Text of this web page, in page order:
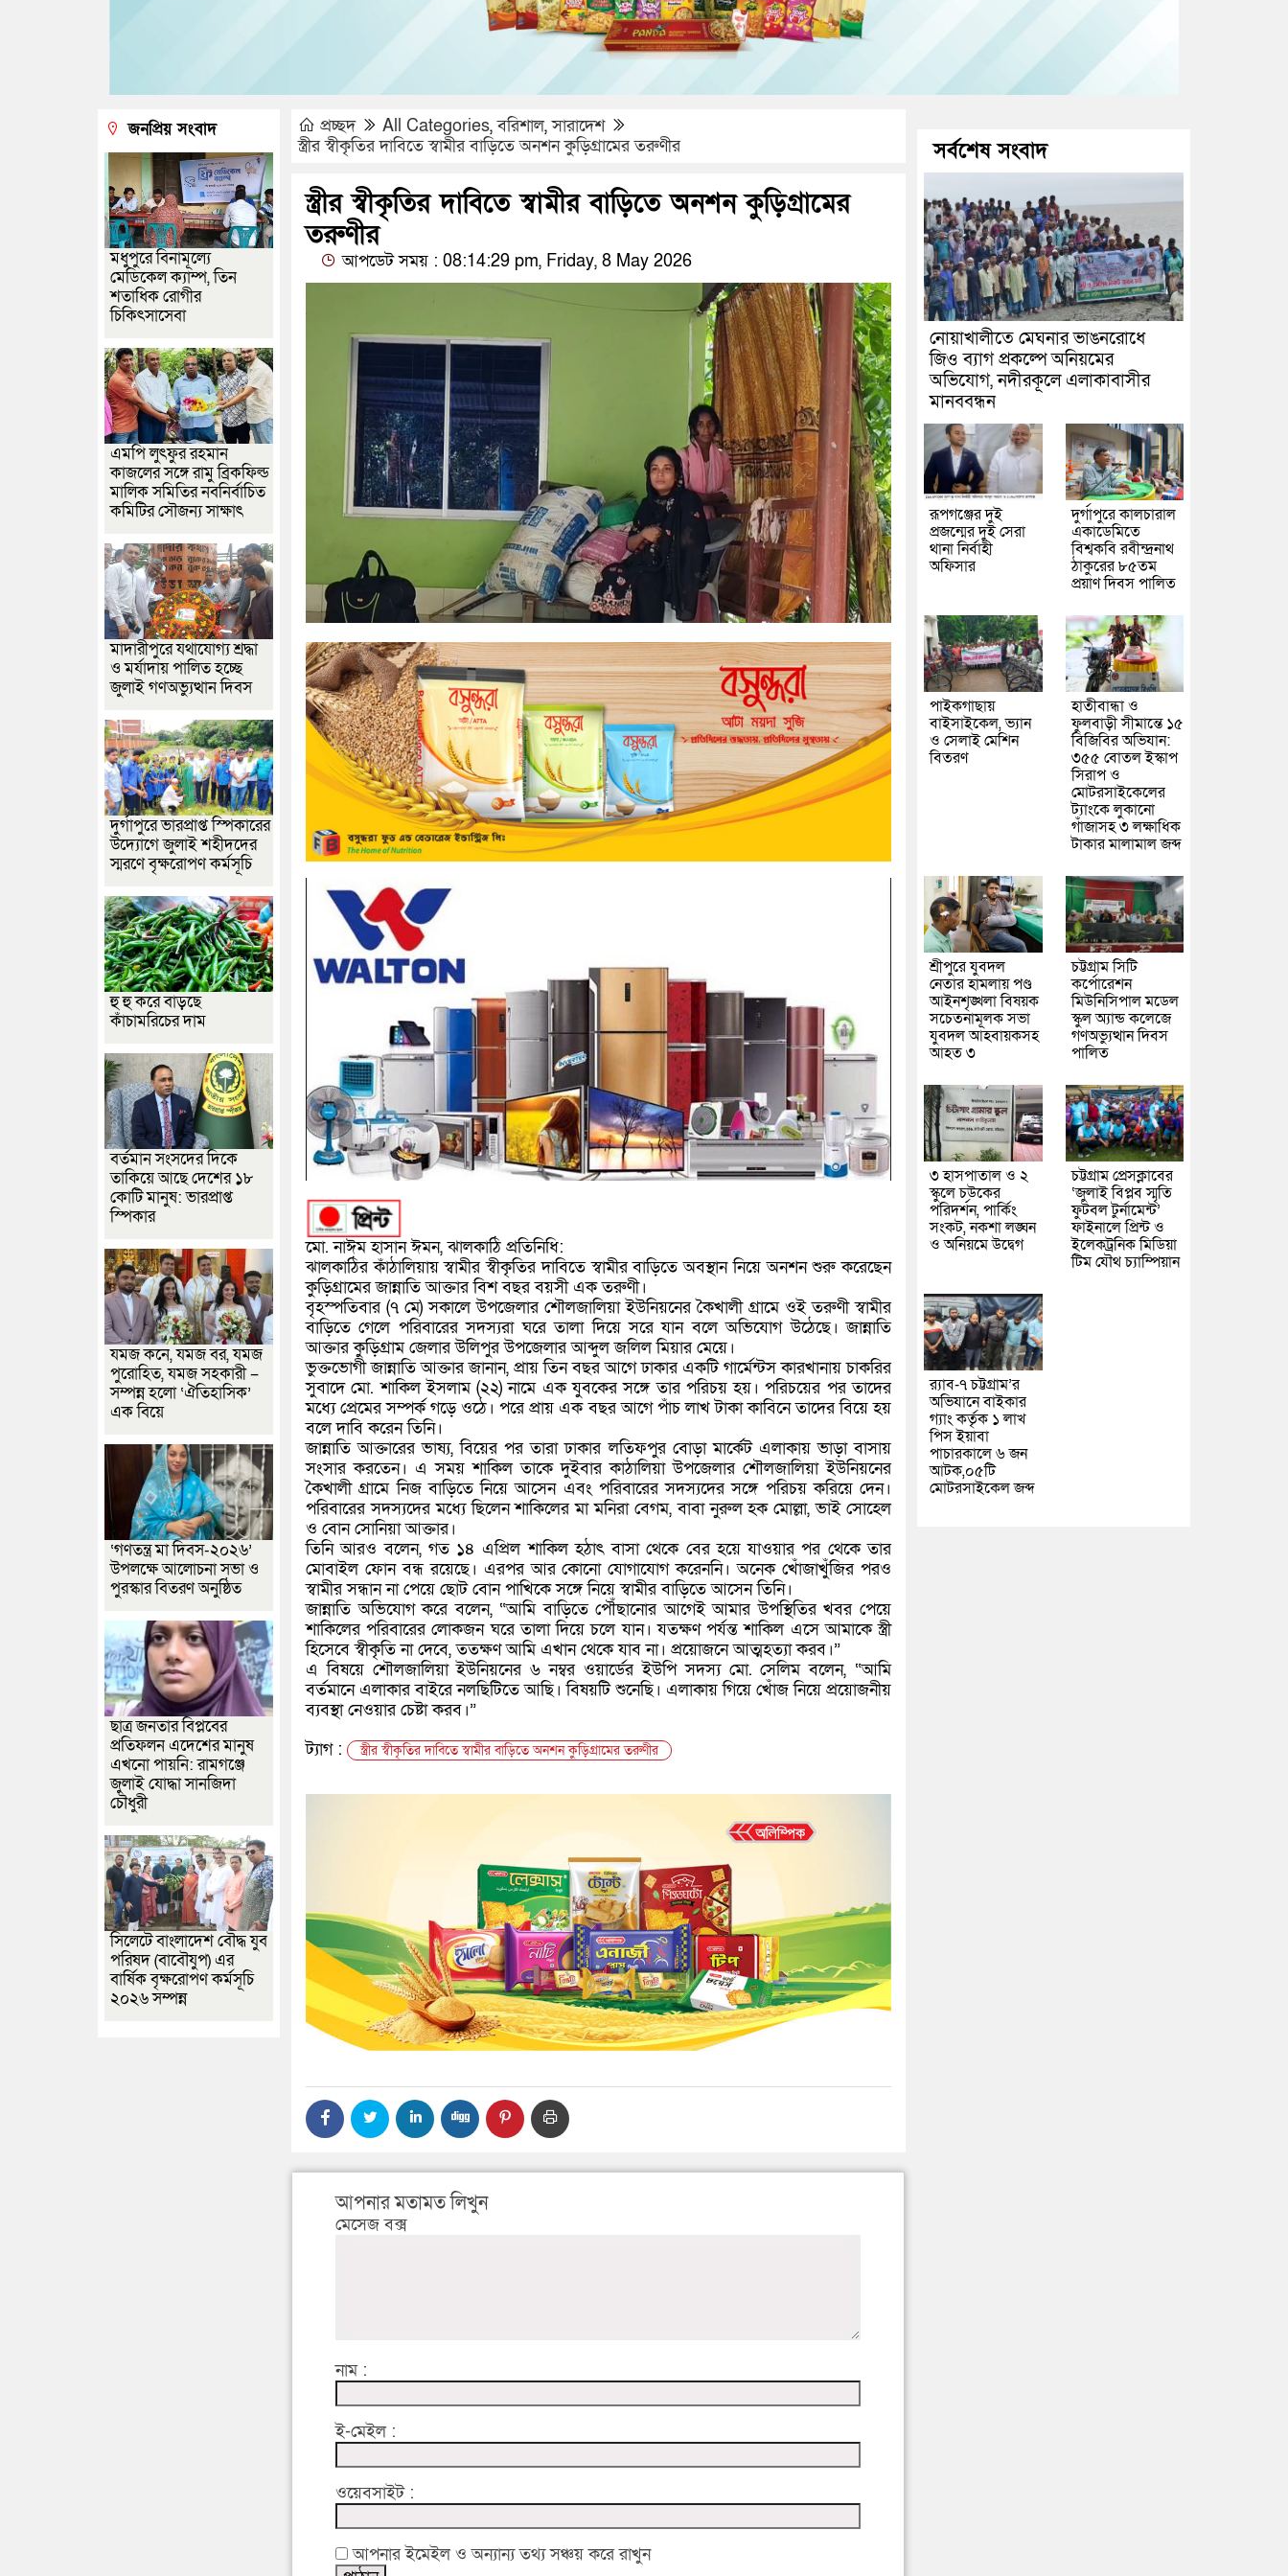
প্রচ্ছদ All Categories,বরিশাল,সারাদেশ
স্ত্রীর স্বীকৃতির দাবিতে স্বামীর বাড়িতে অনশন কুড়িগ্রামের তরুণীর
স্ত্রীর স্বীকৃতির দাবিতে স্বামীর বাড়িতে অনশন কুড়িগ্রামের
তরুণীর
আপডেট সময় : 08:14:29 pm, Friday, 8 May 2026
‎মো. নাঈম হাসান ঈমন, ঝালকাঠি প্রতিনিধি:
ঝালকাঠির কাঁঠালিয়ায় স্বামীর স্বীকৃতির দাবিতে স্বামীর বাড়িতে অবস্থান নিয়ে অনশন শুরু করেছেন
কুড়িগ্রামের জান্নাতি আক্তার বিশ বছর বয়সী এক তরুণী।
বৃহস্পতিবার (৭ মে) সকালে উপজেলার শৌলজালিয়া ইউনিয়নের কৈখালী গ্রামে ওই তরুণী স্বামীর
বাড়িতে গেলে পরিবারের সদস্যরা ঘরে তালা দিয়ে সরে যান বলে অভিযোগ উঠেছে। জান্নাতি
আক্তার কুড়িগ্রাম জেলার উলিপুর উপজেলার আব্দুল জলিল মিয়ার মেয়ে।
ভুক্তভোগী জান্নাতি আক্তার জানান, প্রায় তিন বছর আগে ঢাকার একটি গার্মেন্টস কারখানায় চাকরির
সুবাদে মো. শাকিল ইসলাম (২২) নামে এক যুবকের সঙ্গে তার পরিচয় হয়। পরিচয়ের পর তাদের
মধ্যে প্রেমের সম্পর্ক গড়ে ওঠে। পরে প্রায় এক বছর আগে পাঁচ লাখ টাকা কাবিনে তাদের বিয়ে হয়
বলে দাবি করেন তিনি।
জান্নাতি আক্তারের ভাষ্য, বিয়ের পর তারা ঢাকার লতিফপুর বোড়া মার্কেট এলাকায় ভাড়া বাসায়
সংসার করতেন। এ সময় শাকিল তাকে দুইবার কাঠালিয়া উপজেলার শৌলজালিয়া ইউনিয়নের
কৈখালী গ্রামে নিজ বাড়িতে নিয়ে আসেন এবং পরিবারের সদস্যদের সঙ্গে পরিচয় করিয়ে দেন।
পরিবারের সদস্যদের মধ্যে ছিলেন শাকিলের মা মনিরা বেগম, বাবা নুরুল হক মোল্লা, ভাই সোহেল
ও বোন সোনিয়া আক্তার।
তিনি আরও বলেন, গত ১৪ এপ্রিল শাকিল হঠাৎ বাসা থেকে বের হয়ে যাওয়ার পর থেকে তার
মোবাইল ফোন বন্ধ রয়েছে। এরপর আর কোনো যোগাযোগ করেননি। অনেক খোঁজাখুঁজির পরও
স্বামীর সন্ধান না পেয়ে ছোট বোন পাখিকে সঙ্গে নিয়ে স্বামীর বাড়িতে আসেন তিনি।
জান্নাতি অভিযোগ করে বলেন, “আমি বাড়িতে পৌঁছানোর আগেই আমার উপস্থিতির খবর পেয়ে
শাকিলের পরিবারের লোকজন ঘরে তালা দিয়ে চলে যান। যতক্ষণ পর্যন্ত শাকিল এসে আমাকে স্ত্রী
হিসেবে স্বীকৃতি না দেবে, ততক্ষণ আমি এখান থেকে যাব না। প্রয়োজনে আত্মহত্যা করব।”
এ বিষয়ে শৌলজালিয়া ইউনিয়নের ৬ নম্বর ওয়ার্ডের ইউপি সদস্য মো. সেলিম বলেন, “আমি
বর্তমানে এলাকার বাইরে নলছিটিতে আছি। বিষয়টি শুনেছি। এলাকায় গিয়ে খোঁজ নিয়ে প্রয়োজনীয়
ব্যবস্থা নেওয়ার চেষ্টা করব।”
ট্যাগ :
স্ত্রীর স্বীকৃতির দাবিতে স্বামীর বাড়িতে অনশন কুড়িগ্রামের তরুণীর
আপনার মতামত লিখুন
মেসেজ বক্স
নাম :
ই-মেইল :
ওয়েবসাইট :
আপনার ইমেইল ও অন্যান্য তথ্য সঞ্চয় করে রাখুন
জনপ্রিয় সংবাদ
মধুপুরে বিনামূল্যে
মেডিকেল ক্যাম্প, তিন
শতাধিক রোগীর
চিকিৎসাসেবা
এমপি লুৎফুর রহমান
কাজলের সঙ্গে রামু ব্রিকফিল্ড
মালিক সমিতির নবনির্বাচিত
কমিটির সৌজন্য সাক্ষাৎ
মাদারীপুরে যথাযোগ্য শ্রদ্ধা
ও মর্যাদায় পালিত হচ্ছে
জুলাই গণঅভ্যুত্থান দিবস
দুর্গাপুরে ভারপ্রাপ্ত স্পিকারের
উদ্যোগে জুলাই শহীদদের
স্মরণে বৃক্ষরোপণ কর্মসূচি
হু হু করে বাড়ছে
কাঁচামরিচের দাম
বর্তমান সংসদের দিকে
তাকিয়ে আছে দেশের ১৮
কোটি মানুষ: ভারপ্রাপ্ত
স্পিকার
যমজ কনে, যমজ বর, যমজ
পুরোহিত, যমজ সহকারী –
সম্পন্ন হলো ‘ঐতিহাসিক’
এক বিয়ে
‘গণতন্ত্র মা দিবস-২০২৬’
উপলক্ষে আলোচনা সভা ও
পুরস্কার বিতরণ অনুষ্ঠিত
ছাত্র জনতার বিপ্লবের
প্রতিফলন এদেশের মানুষ
এখনো পায়নি: রামগঞ্জে
জুলাই যোদ্ধা সানজিদা
চৌধুরী
সিলেটে বাংলাদেশ বৌদ্ধ যুব
পরিষদ (বাবৌযুপ) এর
বার্ষিক বৃক্ষরোপণ কর্মসূচি
২০২৬ সম্পন্ন
সর্বশেষ সংবাদ
নোয়াখালীতে মেঘনার ভাঙনরোধে
জিও ব্যাগ প্রকল্পে অনিয়মের
অভিযোগ, নদীরকূলে এলাকাবাসীর
মানববন্ধন
রূপগঞ্জের দুই
প্রজন্মের দুই সেরা
থানা নির্বাহী
অফিসার
দুর্গাপুরে কালচারাল
একাডেমিতে
বিশ্বকবি রবীন্দ্রনাথ
ঠাকুরের ৮৫তম
প্রয়াণ দিবস পালিত
পাইকগাছায়
বাইসাইকেল, ভ্যান
ও সেলাই মেশিন
বিতরণ
হাতীবান্ধা ও
ফুলবাড়ী সীমান্তে ১৫
বিজিবির অভিযান:
৩৫৫ বোতল ইস্কাপ
সিরাপ ও
মোটরসাইকেলের
ট্যাংকে লুকানো
গাঁজাসহ ৩ লক্ষাধিক
টাকার মালামাল জব্দ
শ্রীপুরে যুবদল
নেতার হামলায় পণ্ড
আইনশৃঙ্খলা বিষয়ক
সচেতনামূলক সভা
যুবদল আহবায়কসহ
আহত ৩
চট্টগ্রাম সিটি
কর্পোরেশন
মিউনিসিপাল মডেল
স্কুল অ্যান্ড কলেজে
গণঅভ্যুত্থান দিবস
পালিত
৩ হাসপাতাল ও ২
স্কুলে চউকের
পরিদর্শন, পার্কিং
সংকট, নকশা লঙ্ঘন
ও অনিয়মে উদ্বেগ
চট্টগ্রাম প্রেসক্লাবের
‘জুলাই বিপ্লব স্মৃতি
ফুটবল টুর্নামেন্ট’
ফাইনালে প্রিন্ট ও
ইলেকট্রনিক মিডিয়া
টিম যৌথ চ্যাম্পিয়ান
র‌্যাব-৭ চট্টগ্রাম’র
অভিযানে বাইকার
গ্যাং কর্তৃক ১ লাখ
পিস ইয়াবা
পাচারকালে ৬ জন
আটক,০৫টি
মোটরসাইকেল জব্দ